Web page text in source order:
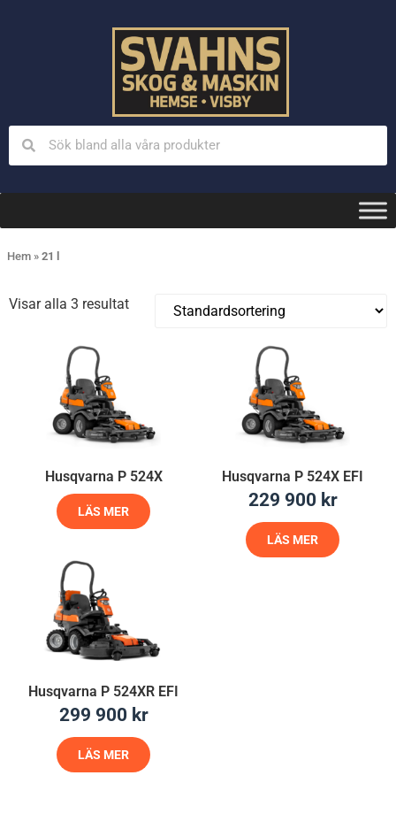
Hem » 21 l
Visar alla 3 resultat
Husqvarna P 524X
LÄS MER
Husqvarna P 524X EFI
229 900 kr
LÄS MER
Husqvarna P 524XR EFI
299 900 kr
LÄS MER